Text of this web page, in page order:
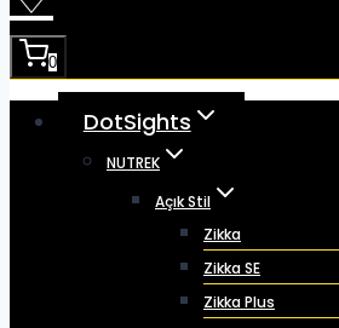
0
DotSights
NUTREK
Açık Stil
Zikka
Zikka SE
Zikka Plus